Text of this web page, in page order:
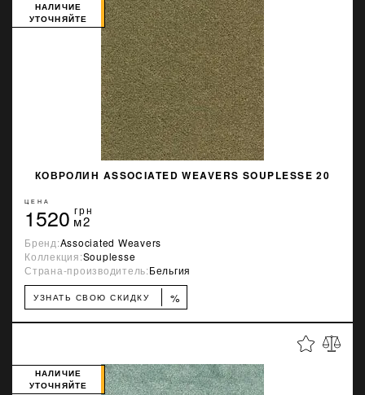
КОВРОЛИН ASSOCIATED WEAVERS SOUPLESSE 20
НАЛИЧИЕ
УТОЧНЯЙТЕ
ЦЕНА
1520 грн
м2
Бренд:Associated Weavers
Коллекция:Souplesse
Страна-производитель:Бельгия
УЗНАТЬ СВОЮ СКИДКУ %
НАЛИЧИЕ
УТОЧНЯЙТЕ